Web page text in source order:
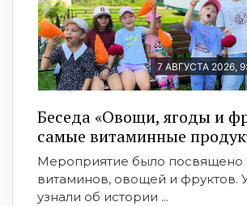
7 АВГУСТА 2026,
Беседа «Овощи, ягоды и
самые витаминные
Мероприятие было посвящено
витаминов, овощей и фруктов.
узнали об истории ...